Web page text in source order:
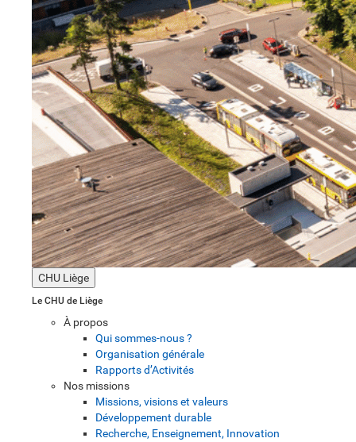
CHU Liège
Le CHU de Liège
À propos
Qui sommes-nous ?
Organisation générale
Rapports d’Activités
Nos missions
Missions, visions et valeurs
Développement durable
Recherche, Enseignement, Innovation